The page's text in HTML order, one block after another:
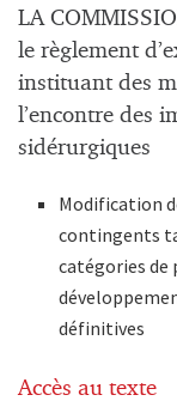
LA
le règlement
instituant des
l’encontre des
sidérurgiques
Modification
contingents
catégories de
définitives
Accès au texte